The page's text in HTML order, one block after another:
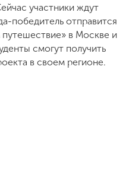
участники ждут
победитель отправится
в Москве и
смогут получить
в своем регионе.